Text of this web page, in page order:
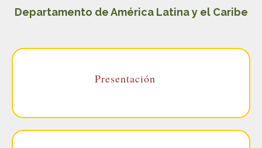
Departamento de América Latina y el Caribe
Presentación